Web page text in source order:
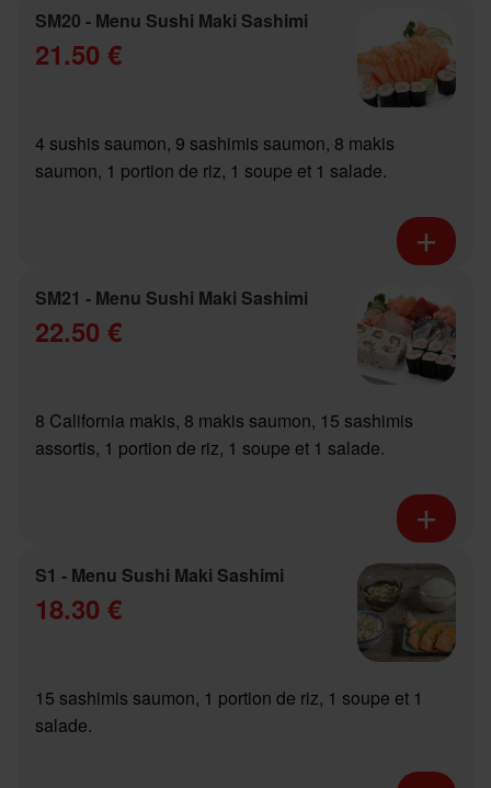
SM20 - Menu Sushi Maki Sashimi
21.50 €
4 sushis saumon, 9 sashimis saumon, 8 makis
saumon, 1 portion de riz, 1 soupe et 1 salade.
SM21 - Menu Sushi Maki Sashimi
22.50 €
8 California makis, 8 makis saumon, 15 sashimis
assortis, 1 portion de riz, 1 soupe et 1 salade.
S1 - Menu Sushi Maki Sashimi
18.30 €
15 sashimis saumon, 1 portion de riz, 1 soupe et 1
salade.